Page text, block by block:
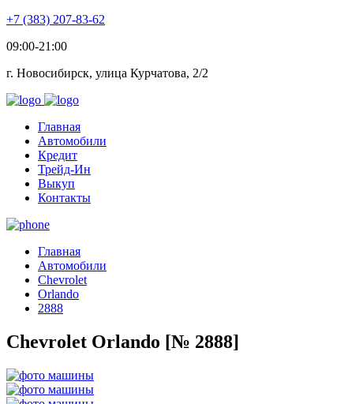
+7 (383) 207-83-62
09:00-21:00
г. Новосибирск, улица Курчатова, 2/2
Главная
Автомобили
Кредит
Трейд-Ин
Выкуп
Контакты
Главная
Автомобили
Chevrolet
Orlando
2888
Chevrolet Orlando [№ 2888]